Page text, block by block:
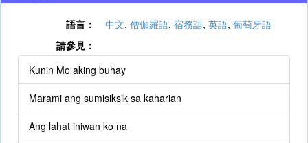
語言： 中文, 僧伽羅語, 宿務語, 英語, 葡萄牙語
請參見：
Kunin Mo aking buhay
Marami ang sumisiksik sa kaharian
Ang lahat iniwan ko na